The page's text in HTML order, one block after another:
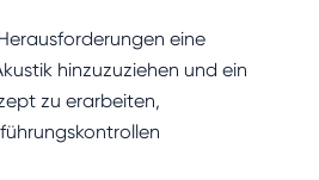
eine
hinzuzuziehen und ein
zu erarbeiten,